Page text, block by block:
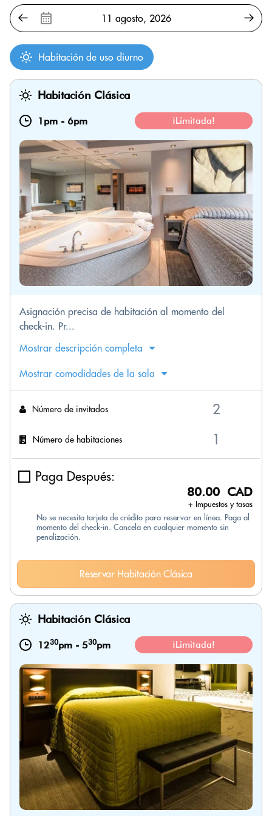
Habitación de uso diurno
Habitación Clásica
1pm - 6pm ¡Limitada!
Asignación precisa de habitación al momento del
check-in. Pr...
Mostrar descripción completa
Mostrar comodidades de la sala
Número de invitados
Número de habitaciones
Paga Después:
80.00 CAD
+ Impuestos y tasas
No se necesita tarjeta de crédito para reservar en línea. Paga al
momento del check-in. Cancela en cualquier momento sin
penalización.
Reservar Habitación Clásica
Habitación Clásica
1230pm - 530pm ¡Limitada!